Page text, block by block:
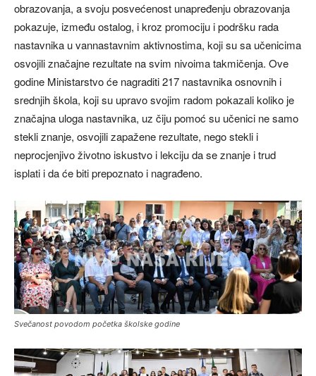
obrazovanja, a svoju posvećenost unapređenju obrazovanja
pokazuje, između ostalog, i kroz promociju i podršku rada
nastavnika u vannastavnim aktivnostima, koji su sa učenicima
osvojili značajne rezultate na svim nivoima takmičenja. Ove
godine Ministarstvo će nagraditi 217 nastavnika osnovnih i
srednjih škola, koji su upravo svojim radom pokazali koliko je
značajna uloga nastavnika, uz čiju pomoć su učenici ne samo
stekli znanje, osvojili zapažene rezultate, nego stekli i
neprocjenjivo životno iskustvo i lekciju da se znanje i trud
isplati i da će biti prepoznato i nagrađeno.
Svečanost povodom početka školske godine